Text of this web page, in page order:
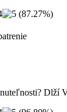
(87.27%)
Dlží